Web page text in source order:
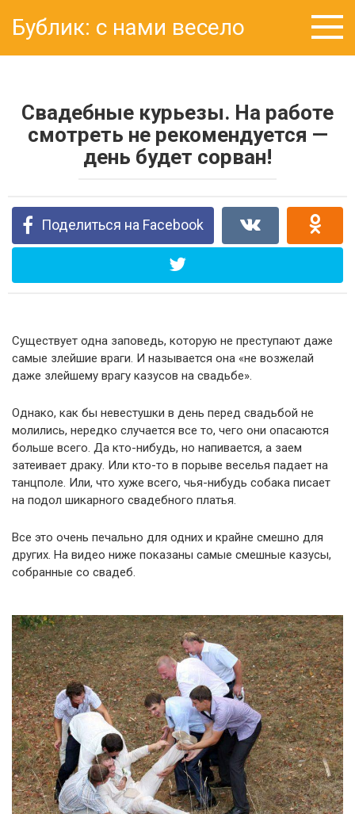
контенту
Бублик: с нами весело
Свадебные курьезы. На работе
смотреть не рекомендуется —
день будет сорван!
Поделиться на Facebook
Существует одна заповедь, которую не преступают даже
самые злейшие враги. И называется она «не возжелай
даже злейшему врагу казусов на свадьбе».
Однако, как бы невестушки в день перед свадьбой не
молились, нередко случается все то, чего они опасаются
больше всего. Да кто-нибудь, но напивается, а заем
затеивает драку. Или кто-то в порыве веселья падает на
танцполе. Или, что хуже всего, чья-нибудь собака писает
на подол шикарного свадебного платья.
Все это очень печально для одних и крайне смешно для
других. На видео ниже показаны самые смешные казусы,
собранные со свадеб.